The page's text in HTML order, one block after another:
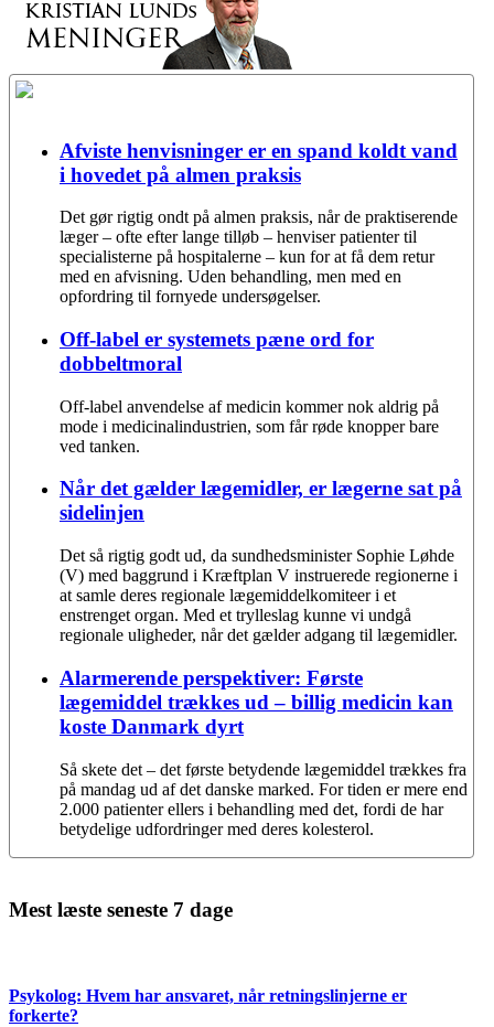
Afviste henvisninger er en spand koldt vand
i hovedet på almen praksis
Det gør rigtig ondt på almen praksis, når de praktiserende
læger – ofte efter lange tilløb – henviser patienter til
specialisterne på hospitalerne – kun for at få dem retur
med en afvisning. Uden behandling, men med en
opfordring til fornyede undersøgelser.
Off-label er systemets pæne ord for
dobbeltmoral
Off-label anvendelse af medicin kommer nok aldrig på
mode i medicinalindustrien, som får røde knopper bare
ved tanken.
Når det gælder lægemidler, er lægerne sat på
sidelinjen
Det så rigtig godt ud, da sundhedsminister Sophie Løhde
(V) med baggrund i Kræftplan V instruerede regionerne i
at samle deres regionale lægemiddelkomiteer i et
enstrenget organ. Med et trylleslag kunne vi undgå
regionale uligheder, når det gælder adgang til lægemidler.
Alarmerende perspektiver: Første
lægemiddel trækkes ud – billig medicin kan
koste Danmark dyrt
Så skete det – det første betydende lægemiddel trækkes fra
på mandag ud af det danske marked. For tiden er mere end
2.000 patienter ellers i behandling med det, fordi de har
betydelige udfordringer med deres kolesterol.
Mest læste seneste 7 dage
Psykolog: Hvem har ansvaret, når retningslinjerne er
forkerte?